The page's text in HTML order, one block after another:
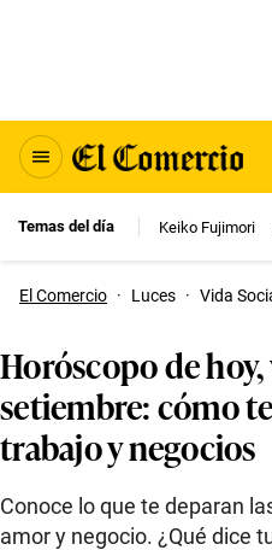
Temas del día Keiko Fujimori
El Comercio · Luces · Vida
Horóscopo de hoy,
setiembre: cómo
trabajo y negocios
Conoce lo que te deparan
amor y negocio. ¿Qué dice